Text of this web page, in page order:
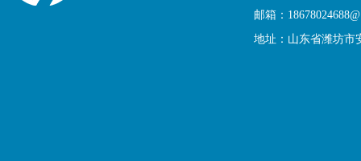
邮箱：
地址：山东省潍坊市